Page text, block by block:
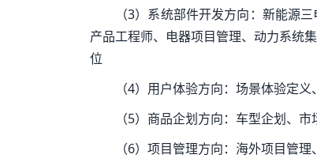
（3）系统部件开发方向：新能源
产品工程师、电器项目管理、动力系统
位
（4）用户体验方向：场景体验定
（5）商品企划方向：车型企划、
（6）项目管理方向：海外项目管